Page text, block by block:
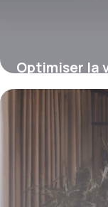
Optimiser la
en ligne avec
PrestaShop